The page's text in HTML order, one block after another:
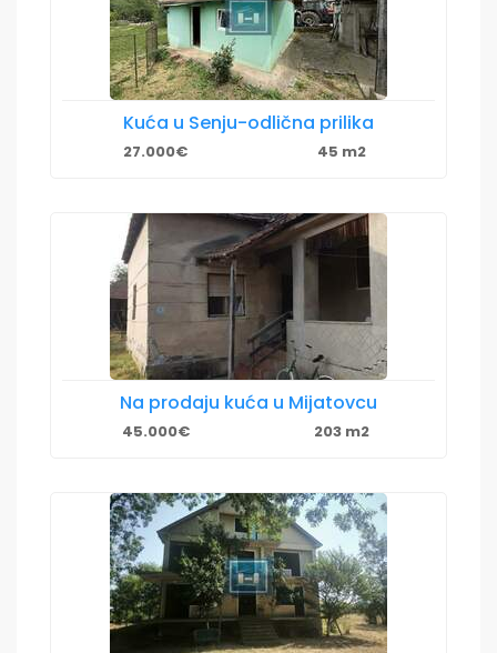
Kuća u Senju-odlična prilika
27.000€ 45 m2
Na prodaju kuća u Mijatovcu
45.000€ 203 m2